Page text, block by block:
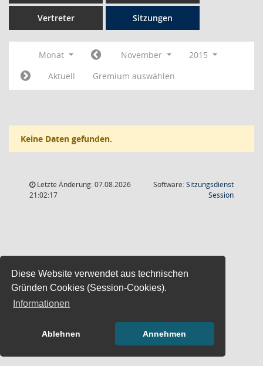
Diese Website verwendet aus technischen
Gründen Cookies (Session-Cookies).
Informationen
Ablehnen Annehmen
Vertreter Sitzungen
Monat November
2015
Aktuell
Gremium auswählen
Keine Daten gefunden.
Letzte Änderung: 07.08.2026
21:02:17
Software:Sitzungsdienst
Session(Wird in